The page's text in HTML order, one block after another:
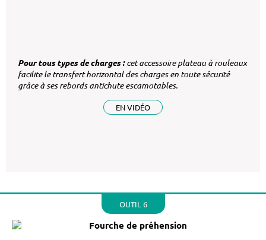
Pour tous types de charges :cet accessoire plateau à rouleaux
facilite le transfert horizontal des charges en toute sécurité
grâce à ses rebords antichute escamotables.
EN VIDÉO
OUTIL 6